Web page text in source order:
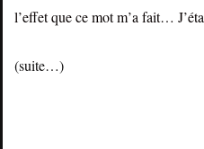
l’effet que ce mot m’a fait…
(suite…)